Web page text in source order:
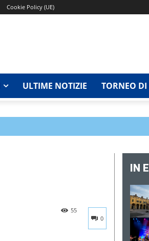
Cookie Policy (UE)
ULTIME NOTIZIE TORNEO DI
0
55
IN